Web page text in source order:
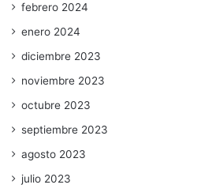
febrero 2024
enero 2024
diciembre 2023
noviembre 2023
octubre 2023
septiembre 2023
agosto 2023
julio 2023